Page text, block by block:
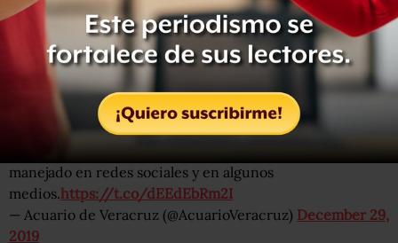
“Si tu tienes música aquí, a 75 decibeles, únicamente
pasarán al interior de la pecera 5 decibeles. Las especies
no fueron afectadas y tu puedes comprobarlo observando
los videos del evento en donde se observa que los
animales nadan tranquilamente y realizan sus conductas
habituales”, señala.
Aclaración sobre algunas publicaciones que se han
manejado en redes sociales y en algunos
medios.https://t.co/dEEdEbRm2I
— Acuario de Veracruz (@AcuarioVeracruz) December 29,
2019